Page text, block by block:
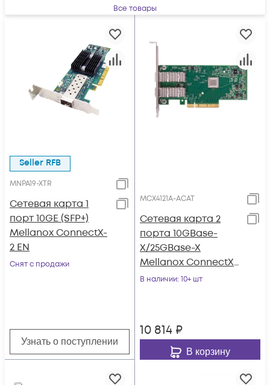
Все товары
Seller RFB
MNPA19-XTR
Сетевая карта 1
порт 10GE (SFP+)
Mellanox ConnectX-
2 EN
Снят с продажи
Узнать о поступлении
MCX4121A-ACAT
Сетевая карта 2
порта 10GBase-
X/25GBase-X
Mellanox ConnectX-
4 Lx
В наличии: 10+ шт
10 814 ₽
В корзину